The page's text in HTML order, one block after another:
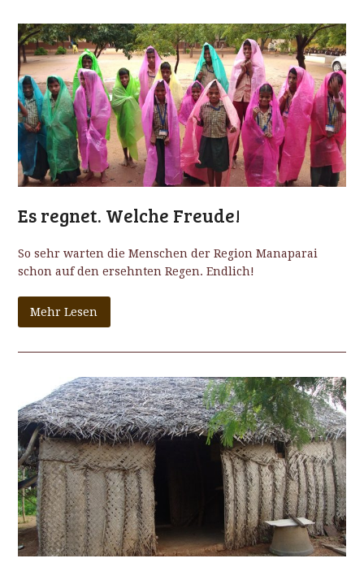
Es regnet. Welche Freude!
So sehr warten die Menschen der Region Manaparai
schon auf den ersehnten Regen. Endlich!
Mehr Lesen